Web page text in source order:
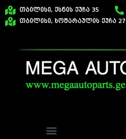
თბილისი, ქსნის ქუჩა 35
თბილისი, ხოშარაულის ქუჩა 27